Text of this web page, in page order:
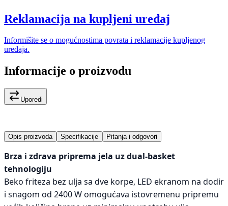
Reklamacija na kupljeni uređaj
Informišite se o mogućnostima povrata i reklamacije kupljenog
uređaja.
Informacije o proizvodu
Uporedi
Opis proizvoda Specifikacije Pitanja i odgovori
Brza i zdrava priprema jela uz dual-basket
tehnologiju
Beko friteza bez ulja sa dve korpe, LED ekranom na dodir
i snagom od 2400 W omogućava istovremenu pripremu